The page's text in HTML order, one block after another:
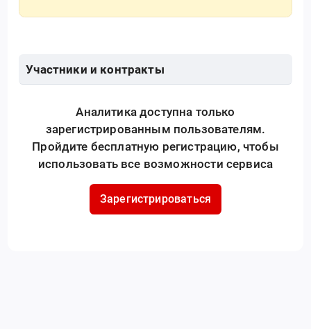
Участники и контракты
Аналитика доступна только
зарегистрированным пользователям.
Пройдите бесплатную регистрацию, чтобы
использовать все возможности сервиса
Зарегистрироваться